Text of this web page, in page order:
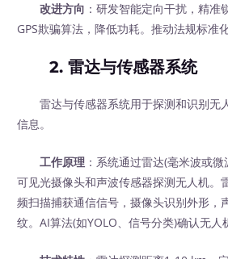
改进方向 ：研发智能定向干扰，精准
GPS欺骗算法，降低功耗。推动法规标准
2. 雷达与传感器系统
雷达与传感器系统用于探测和识别无
信息。
工作原理 ：系统通过雷达(毫米波或
可见光摄像头和声波传感器探测无人机。
频扫描捕获通信信号，摄像头识别外形，
纹。AI算法(如YOLO、信号分类)确认无人